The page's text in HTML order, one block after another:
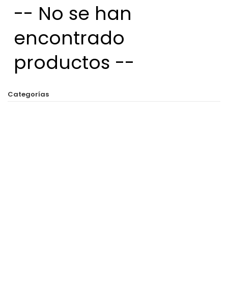
-- No se han
encontrado
productos --
Categorías